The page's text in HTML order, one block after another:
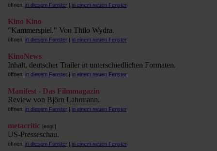
öffnen: in diesem Fenster | in einem neuen Fenster
Kino Kino
"Kammerspiel." Von Thilo Wydra.
öffnen: in diesem Fenster | in einem neuen Fenster
KinoNews
Inhalt, deutscher Trailer in unterschiedlichen Formaten.
öffnen: in diesem Fenster | in einem neuen Fenster
Manifest - Das Filmmagazin
Review von Björn Lahrmann.
öffnen: in diesem Fenster | in einem neuen Fenster
metacritic [engl.]
US-Presseschau.
öffnen: in diesem Fenster | in einem neuen Fenster